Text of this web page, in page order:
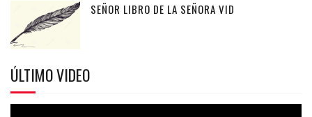
SEÑOR LIBRO DE LA SEÑORA VID
ÚLTIMO VIDEO